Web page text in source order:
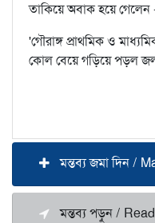
তাকিয়ে অবাক হয়ে গেলেন
'গৌরাঙ্গ প্রাথমিক ও
কোল বেয়ে গড়িয়ে পড়ল
মন্তব্য জমা দিন /
মন্তব্য পড়ুন /